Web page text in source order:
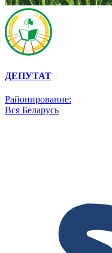
ДЕПУТАТ
Районирование:
Вся Беларусь